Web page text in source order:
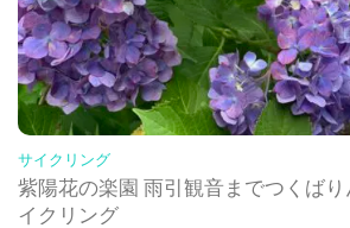
サイクリング
紫陽花の楽園 雨引観音までつくば
イクリング